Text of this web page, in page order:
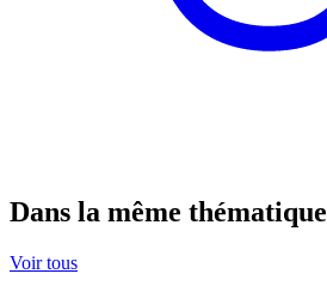
Dans la même thématique
Voir tous